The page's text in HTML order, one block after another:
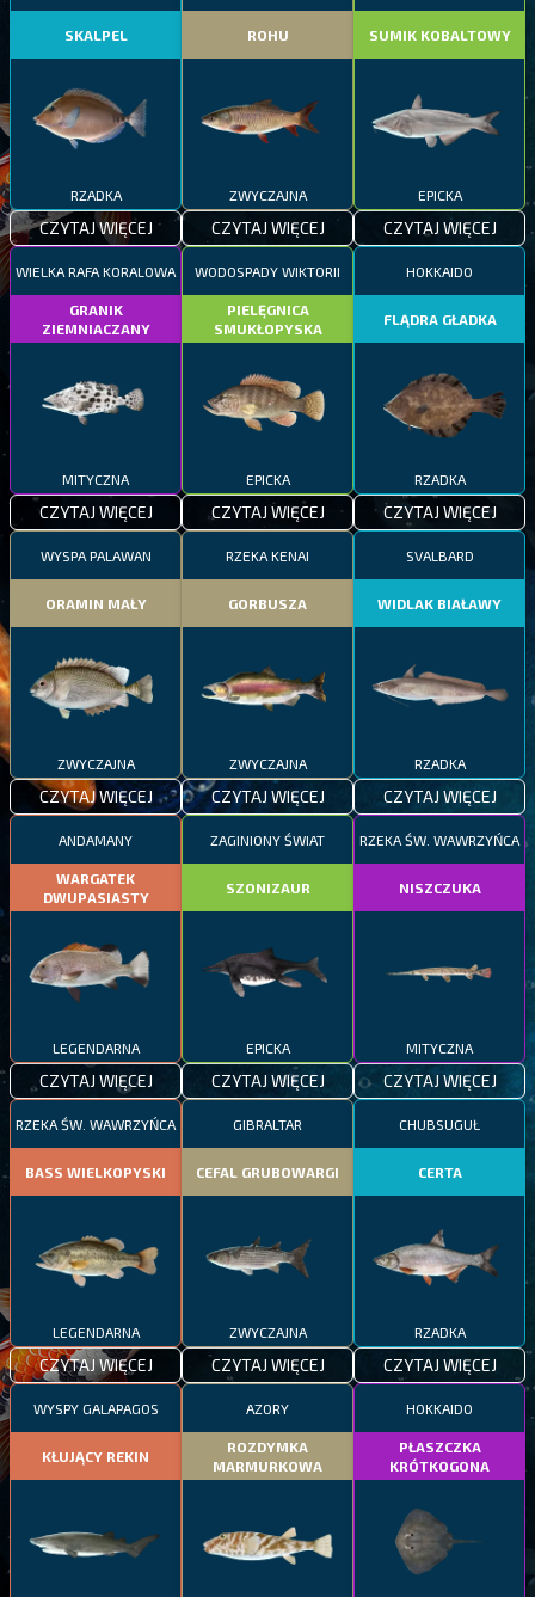
SKALPEL
RZADKA
CZYTAJ WIĘCEJ
ROHU
ZWYCZAJNA
CZYTAJ WIĘCEJ
SUMIK KOBALTOWY
EPICKA
CZYTAJ WIĘCEJ
WIELKA RAFA KORALOWA
GRANIK
ZIEMNIACZANY
MITYCZNA
CZYTAJ WIĘCEJ
WODOSPADY WIKTORII
PIELĘGNICA
SMUKŁOPYSKA
EPICKA
CZYTAJ WIĘCEJ
HOKKAIDO
FLĄDRA GŁADKA
RZADKA
CZYTAJ WIĘCEJ
WYSPA PALAWAN
ORAMIN MAŁY
ZWYCZAJNA
CZYTAJ WIĘCEJ
RZEKA KENAI
GORBUSZA
ZWYCZAJNA
CZYTAJ WIĘCEJ
SVALBARD
WIDLAK BIAŁAWY
RZADKA
CZYTAJ WIĘCEJ
ANDAMANY
WARGATEK
DWUPASIASTY
LEGENDARNA
CZYTAJ WIĘCEJ
ZAGINIONY ŚWIAT
SZONIZAUR
EPICKA
CZYTAJ WIĘCEJ
RZEKA ŚW. WAWRZYŃCA
NISZCZUKA
MITYCZNA
CZYTAJ WIĘCEJ
RZEKA ŚW. WAWRZYŃCA
BASS WIELKOPYSKI
LEGENDARNA
CZYTAJ WIĘCEJ
GIBRALTAR
CEFAL GRUBOWARGI
ZWYCZAJNA
CZYTAJ WIĘCEJ
CHUBSUGUŁ
CERTA
RZADKA
CZYTAJ WIĘCEJ
WYSPY GALAPAGOS
KŁUJĄCY REKIN
AZORY
ROZDYMKA
MARMURKOWA
HOKKAIDO
PŁASZCZKA
KRÓTKOGONA